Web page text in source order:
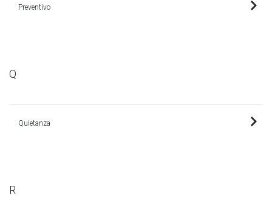
Preventivo
Q
Quietanza
R